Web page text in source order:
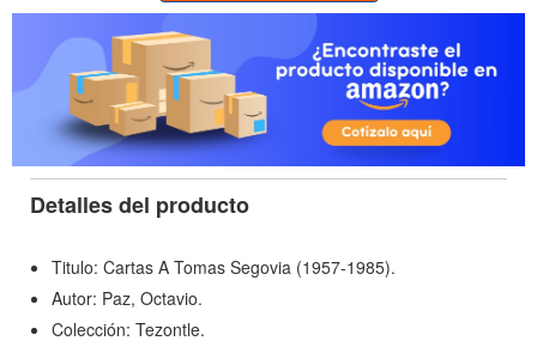
Detalles del producto
Titulo: Cartas A Tomas Segovia (1957-1985).
Autor: Paz, Octavio.
Colección: Tezontle.